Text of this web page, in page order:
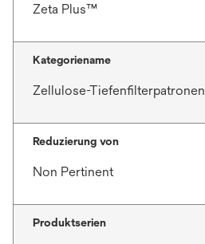
Zeta Plus™
Kategoriename
Zellulose-Tiefenfilterpatronen
Reduzierung von
Non Pertinent
Produktserien